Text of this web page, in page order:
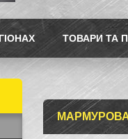
ТОВАРИ ТА